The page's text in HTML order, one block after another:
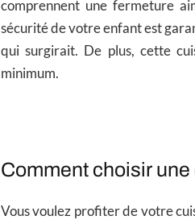
comprennent une fermeture
sécurité de votre enfant est
qui surgirait. De plus, cette
minimum.
Comment choisir
Vous voulez profiter de votre